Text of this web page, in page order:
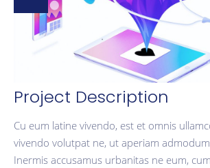
Project Description
Cu eum latine vivendo, est et omnis
vivendo volutpat ne, ut aperiam
Inermis accusamus urbanitas ne eum,